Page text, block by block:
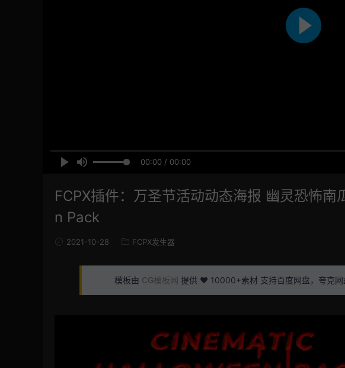
00:00 / 00:00
FCPX插件：万圣节活动动态海报 幽灵恐怖
n Pack
2021-10-28 FCPX发生器
模板由 CG模板网 提供 ❤️ 10000+素材 支持百度网盘，夸克